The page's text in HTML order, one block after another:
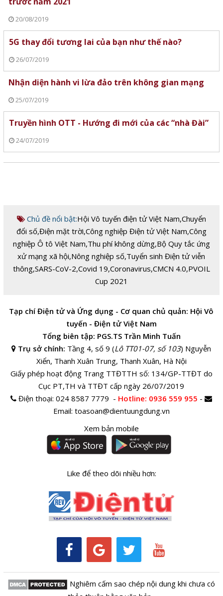
20/08/2019
5G thay đổi tương lai của bạn như thế nào?
26/07/2019
Nhận diện hành vi lừa đảo trên không gian mạng
25/07/2019
Truyền hình OTT - Hướng đi mới của các “nhà Đài”
24/07/2019
Chủ đề nổi bật:Hội Vô tuyến điện tử Việt Nam,Chuyển
đổi số,Điện mặt trời,Công nghiệp Điện tử Việt Nam,Công
nghiệp Ô tô Việt Nam,Thu phí không dừng,Bộ Quy tắc ứng
xử mạng xã hội,Nông nghiệp số,Tuyển sinh Điện tử viễn
thông,SARS-CoV-2,Covid 19,Coronavirus,CMCN 4.0,PVOIL
Cup 2021
Tạp chí Điện tử và Ứng dụng - Cơ quan chủ quản: Hội Vô
tuyến - Điện tử Việt Nam
Tổng biên tập: PGS.TS Trần Minh Tuấn
Trụ sở chính: Tầng 4, số 9 (Lô TT01-07, số 103) Nguyễn
Xiển, Thanh Xuân Trung, Thanh Xuân, Hà Nội
Giấy phép hoạt động Trang TTĐTTH số: 134/GP-TTĐT do
Cục PT,TH và TTĐT cấp ngày 26/07/2019
Điện thoại:024 8587 7779 - Hotline: 0936 559 955 -
Email: toasoan@dientuungdung.vn
Xem bản mobile
Like để theo dõi nhiều hơn:
Nghiêm cấm sao chép nội dung khi chưa có